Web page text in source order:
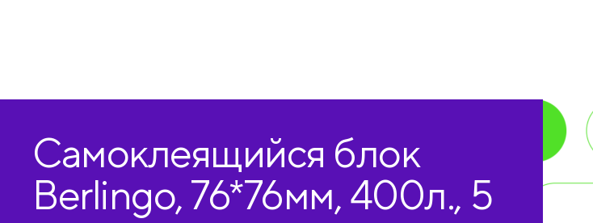
Самоклеящийся блок
Berlingo, 76*76мм, 400л., 5